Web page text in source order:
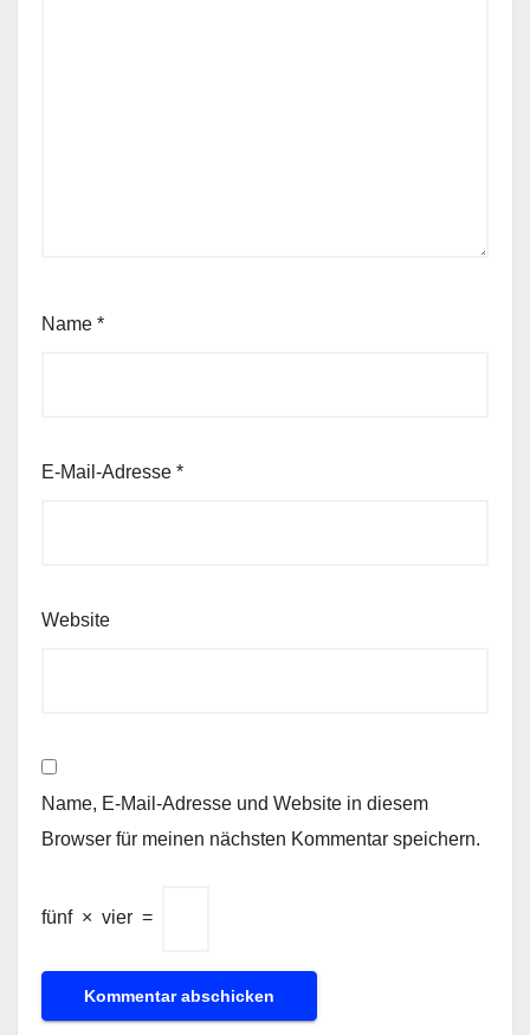
Name *
E-Mail-Adresse *
Website
Name, E-Mail-Adresse und Website in diesem
Browser für meinen nächsten Kommentar speichern.
fünf × vier =